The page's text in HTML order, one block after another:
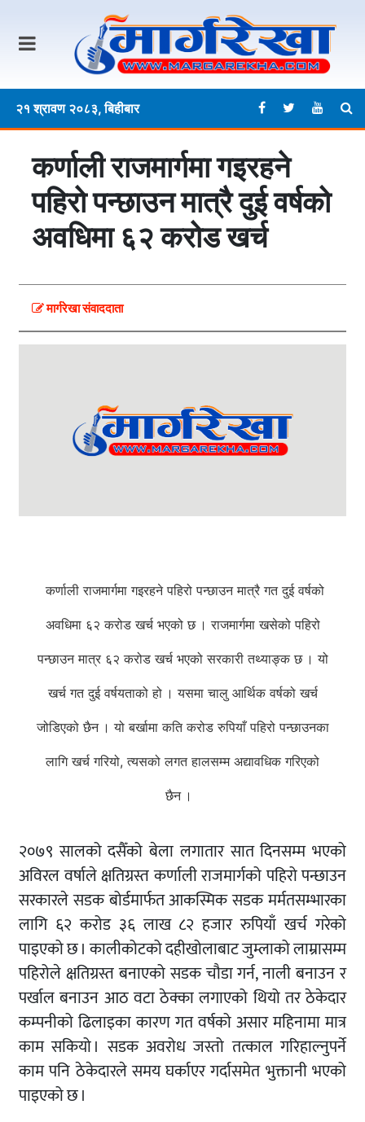
२१ श्रावण २०८३, बिहीबार
कर्णाली राजमार्गमा गइरहने
पहिरो पन्छाउन मात्रै दुई वर्षको
अवधिमा ६२ करोड खर्च
मार्गरेखा संवाददाता
कर्णाली राजमार्गमा गइरहने पहिरो पन्छाउन मात्रै गत दुई वर्षको
अवधिमा ६२ करोड खर्च भएको छ । राजमार्गमा खसेको पहिरो
पन्छाउन मात्र ६२ करोड खर्च भएको सरकारी तथ्याङ्क छ । यो
खर्च गत दुई वर्षयताको हो । यसमा चालु आर्थिक वर्षको खर्च
जोडिएको छैन । यो बर्खामा कति करोड रुपियाँ पहिरो पन्छाउनका
लागि खर्च गरियो, त्यसको लगत हालसम्म अद्यावधिक गरिएको
छैन ।
२०७९ सालको दसैँको बेला लगातार सात दिनसम्म भएको
अविरल वर्षाले क्षतिग्रस्त कर्णाली राजमार्गको पहिरो पन्छाउन
सरकारले सडक बोर्डमार्फत आकस्मिक सडक मर्मतसम्भारका
लागि ६२ करोड ३६ लाख ८२ हजार रुपियाँ खर्च गरेको
पाइएको छ । कालीकोटको दहीखोलाबाट जुम्लाको लाम्रासम्म
पहिरोले क्षतिग्रस्त बनाएको सडक चौडा गर्न, नाली बनाउन र
पर्खाल बनाउन आठ वटा ठेक्का लगाएको थियो तर ठेकेदार
कम्पनीको ढिलाइका कारण गत वर्षको असार महिनामा मात्र
काम सकियो । सडक अवरोध जस्तो तत्काल गरिहाल्नुपर्ने
काम पनि ठेकेदारले समय घर्काएर गर्दासमेत भुक्तानी भएको
पाइएको छ ।